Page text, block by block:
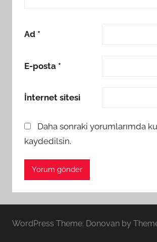
Ad *
E-posta *
İnternet sitesi
Daha sonraki yorumlarımda
kaydedilsin.
WordPress Theme: Donovan by